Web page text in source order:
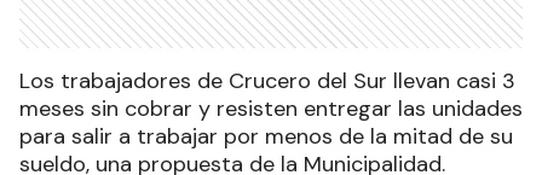
Los trabajadores de Crucero del Sur llevan casi 3
meses sin cobrar y resisten entregar las unidades
para salir a trabajar por menos de la mitad de su
sueldo, una propuesta de la Municipalidad.